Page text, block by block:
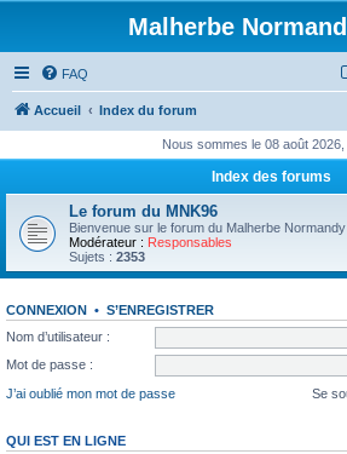
Malherbe
FAQ
Accueil Index du forum
Nous sommes le 08 août 2026,
Index des forums
Le forum du MNK96
Bienvenue sur le forum du Malherbe Normandy
Modérateur : Responsables
Sujets : 2353
CONNEXION • S’ENREGISTRER
Nom d’utilisateur :
Mot de passe :
J’ai oublié mon mot de passe
Se
QUI EST EN LIGNE